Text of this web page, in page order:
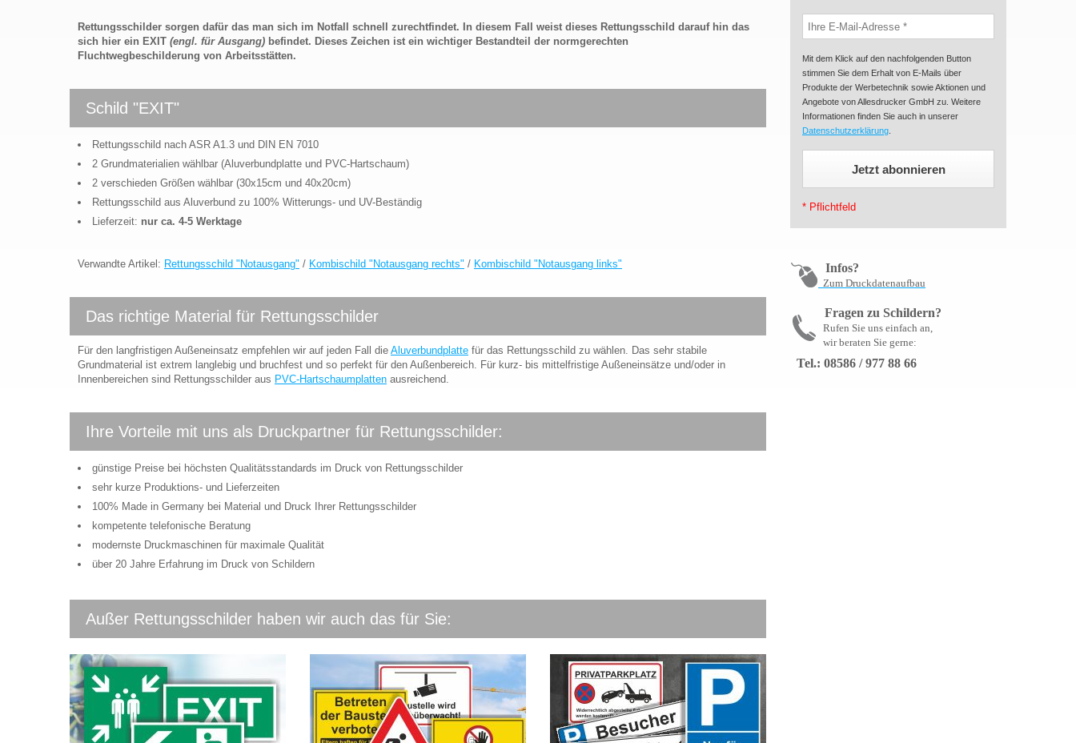
Rettungsschilder sorgen dafür das man sich im Notfall schnell zurechtfindet. In diesem Fall weist dieses Rettungsschild darauf hin das
sich hier ein EXIT (engl. für Ausgang) befindet. Dieses Zeichen ist ein wichtiger Bestandteil der normgerechten
Fluchtwegbeschilderung von Arbeitsstätten.
Schild "EXIT"
Rettungsschild nach ASR A1.3 und DIN EN 7010
2 Grundmaterialien wählbar (Aluverbundplatte und PVC-Hartschaum)
2 verschieden Größen wählbar (30x15cm und 40x20cm)
Rettungsschild aus Aluverbund zu 100% Witterungs- und UV-Beständig
Lieferzeit: nur ca. 4-5 Werktage
Verwandte Artikel: Rettungsschild "Notausgang" / Kombischild "Notausgang rechts" / Kombischild "Notausgang links"
Das richtige Material für Rettungsschilder
Für den langfristigen Außeneinsatz empfehlen wir auf jeden Fall die Aluverbundplatte für das Rettungsschild zu wählen. Das sehr stabile
Grundmaterial ist extrem langlebig und bruchfest und so perfekt für den Außenbereich. Für kurz- bis mittelfristige Außeneinsätze und/oder in
Innenbereichen sind Rettungsschilder aus PVC-Hartschaumplatten ausreichend.
Ihre Vorteile mit uns als Druckpartner für Rettungsschilder:
günstige Preise bei höchsten Qualitätsstandards im Druck von Rettungsschilder
sehr kurze Produktions- und Lieferzeiten
100% Made in Germany bei Material und Druck Ihrer Rettungsschilder
kompetente telefonische Beratung
modernste Druckmaschinen für maximale Qualität
über 20 Jahre Erfahrung im Druck von Schildern
Außer Rettungsschilder haben wir auch das für Sie:
Mit dem Klick auf den nachfolgenden Button
stimmen Sie dem Erhalt von E-Mails über
Produkte der Werbetechnik sowie Aktionen und
Angebote von Allesdrucker GmbH zu. Weitere
Informationen finden Sie auch in unserer
Datenschutzerklärung
* Pflichtfeld
Infos?
Zum Druckdatenaufbau
Fragen zu Schildern?
Rufen Sie uns einfach an,
wir beraten Sie gerne:
Tel.: 08586 / 977 88 66